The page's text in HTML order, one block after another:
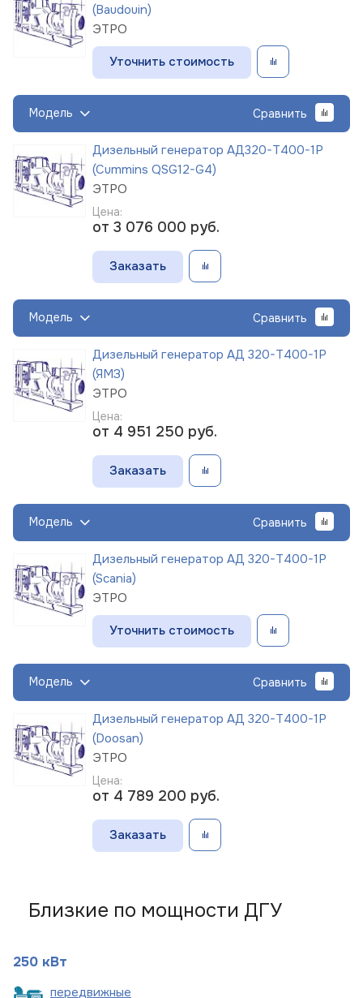
(Baudouin)
ЭТРО
Уточнить стоимость
Модель Сравнить
Дизельный генератор АД320-Т400-1Р
(Cummins QSG12-G4)
ЭТРО
Цена:
от 3 076 000 руб.
Заказать
Модель Сравнить
Дизельный генератор АД 320-Т400-1Р
(ЯМЗ)
ЭТРО
Цена:
от 4 951 250 руб.
Заказать
Модель Сравнить
Дизельный генератор АД 320-Т400-1Р
(Scania)
ЭТРО
Уточнить стоимость
Модель Сравнить
Дизельный генератор АД 320-Т400-1Р
(Doosan)
ЭТРО
Цена:
от 4 789 200 руб.
Заказать
Близкие по мощности ДГУ
250 кВт
передвижные